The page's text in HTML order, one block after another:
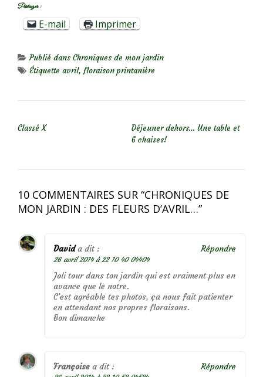
Partager :
E-mail Imprimer
Publié dansChroniques de mon jardin
Étiquette avril, floraison printanière
Classé X
Déjeuner dehors… Une table et
6 chaises!
10 COMMENTAIRES SUR “CHRONIQUES DE
MON JARDIN : DES FLEURS D’AVRIL…”
David a dit :
26 avril 2014 à 22 10 40 04404
Joli tour dans ton jardin qui est vraiment plus en
avance que le notre.
C’est agréable tes photos, ça nous fait patienter
en attendant nos propres floraisons.
Bon dimanche
Répondre
Françoise a dit : Répondre